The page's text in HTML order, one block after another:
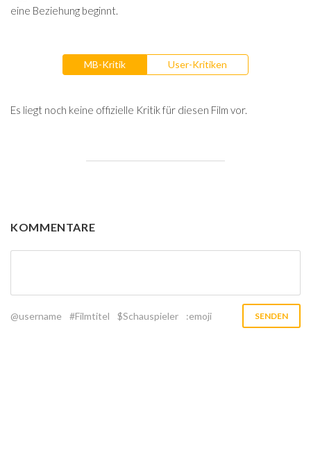
eine Beziehung beginnt.
MB-Kritik User-Kritiken
Es liegt noch keine offizielle Kritik für diesen Film vor.
KOMMENTARE
@username #Filmtitel $Schauspieler :emoji